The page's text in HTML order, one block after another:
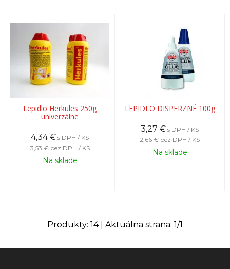
Lepidlo Herkules 250g
univerzálne
4,34 € s DPH / KS
3,53 € bez DPH / KS
Na sklade
LEPIDLO DISPERZNÉ 100g
3,27 € s DPH / KS
2,66 € bez DPH / KS
Na sklade
Produkty: 14| Aktuálna strana: 1/1